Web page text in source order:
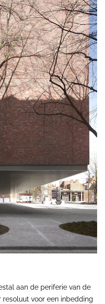
aan de periferie van de
voor een inbedding